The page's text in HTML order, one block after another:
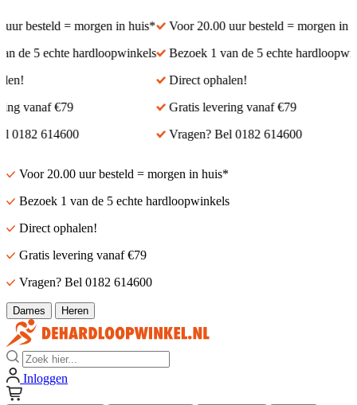
besteld = morgen in huis*
de 5 echte hardloopwinkels
vanaf €79
614600
Voor 20.00 uur besteld = morgen in
Bezoek 1 van de 5 echte
Direct ophalen!
Gratis levering vanaf €79
Vragen? Bel 0182 614600
Voor 20.00 uur besteld = morgen in huis*
Bezoek 1 van de 5 echte hardloopwinkels
Direct ophalen!
Gratis levering vanaf €79
Vragen? Bel 0182 614600
Dames Heren
Zoek
Inloggen